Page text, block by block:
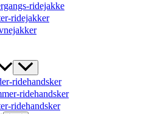
ridejakke
ridejakker
ridehandsker
ridehandsker
ridehandsker